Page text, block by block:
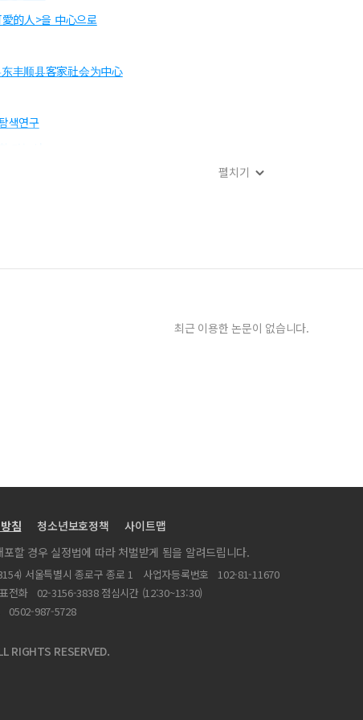
的人>을 中心으로
丰顺县客家社会为中心
색연구
: Wang Yiting (1867-1938)
Jenner in Handling the Cultural Messages in Journey to the West
펼치기
최근 이용한 논문이 없습니다.
침 청소년보호정책
사이트맵
할 경우 실정법에 따라 처벌받게 됨을 알려드립니다.
서울특별시 종로구 종로 1 사업자등록번호
102-81-11670
전화
02-3156-3838 점심시간 (12:30~13:30)
0502-987-5728
RIGHTS RESERVED.